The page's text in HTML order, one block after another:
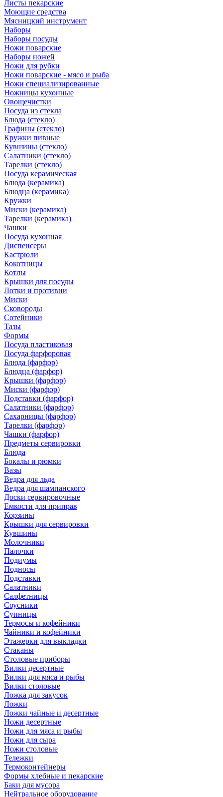
Листы пекарские
Моющие средства
Мясницкий инструмент
Наборы
Наборы посуды
Ножи поварские
Наборы ножей
Ножи для рубки
Ножи поварские - мясо и рыба
Ножи специализированные
Ножницы кухонные
Овощечистки
Посуда из стекла
Блюда (стекло)
Графины (стекло)
Кружки пивные
Кувшины (стекло)
Салатники (стекло)
Тарелки (стекло)
Посуда керамическая
Блюда (керамика)
Блюдца (керамика)
Кружки
Миски (керамика)
Тарелки (керамика)
Чашки
Посуда кухонная
Диспенсеры
Кастрюли
Кокотницы
Котлы
Крышки для посуды
Лотки и противни
Миски
Сковороды
Сотейники
Тазы
Формы
Посуда пластиковая
Посуда фарфоровая
Блюда (фарфор)
Блюдца (фарфор)
Крышки (фарфор)
Миски (фарфор)
Подставки (фарфор)
Салатники (фарфор)
Сахарницы (фарфор)
Тарелки (фарфор)
Чашки (фарфор)
Предметы сервировки
Блюда
Бокалы и рюмки
Вазы
Ведра для льда
Ведра для шампанского
Доски сервировочные
Емкости для приправ
Корзины
Крышки для сервировки
Кувшины
Молочники
Палочки
Подиумы
Подносы
Подставки
Салатники
Салфетницы
Соусники
Супницы
Термосы и кофейники
Чайники и кофейники
Этажерки для выкладки
Стаканы
Столовые приборы
Вилки десертные
Вилки для мяса и рыбы
Вилки столовые
Ложка для закусок
Ложки
Ложки чайные и десертные
Ножи десертные
Ножи для мяса и рыбы
Ножи для сыра
Ножи столовые
Тележки
Термоконтейнеры
Формы хлебные и пекарские
Баки для мусора
Нейтральное оборудование